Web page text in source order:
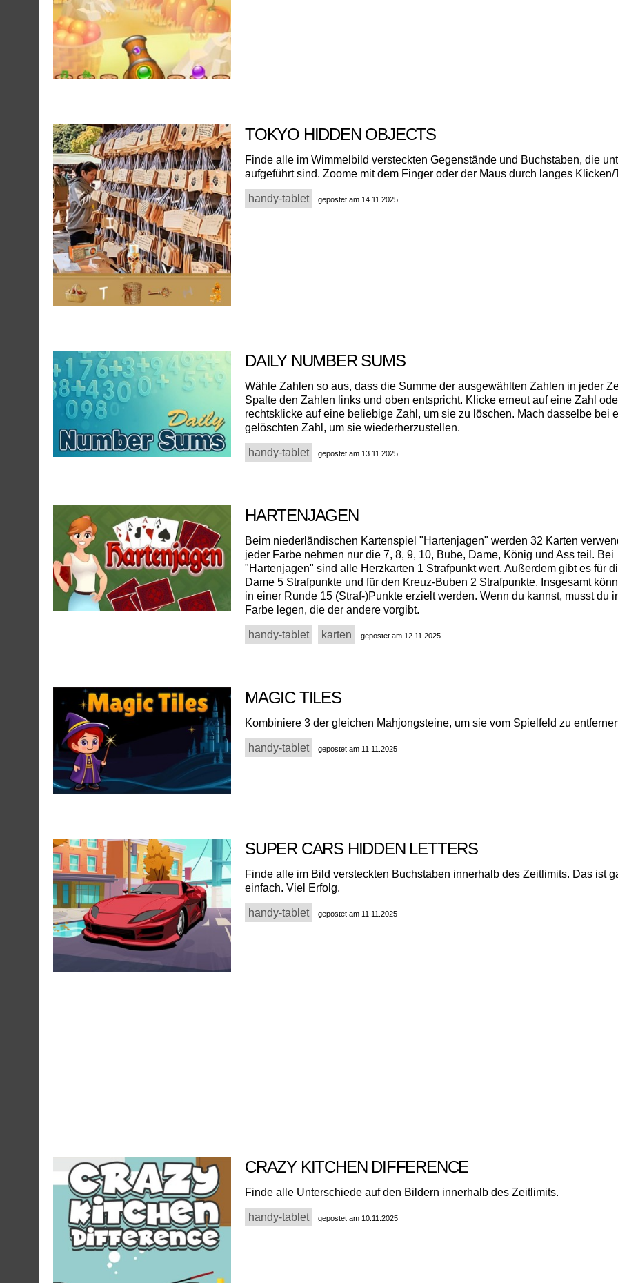
TOKYO HIDDEN OBJECTS
Finde alle im Wimmelbild versteckten Gegenstände und Buchstaben, die
aufgeführt sind. Zoome mit dem Finger oder der Maus durch langes Klicken/
handy-tablet gepostet am 14.11.2025
DAILY NUMBER SUMS
Wähle Zahlen so aus, dass die Summe der ausgewählten Zahlen in jeder
Spalte den Zahlen links und oben entspricht. Klicke erneut auf eine Zahl
rechtsklicke auf eine beliebige Zahl, um sie zu löschen. Mach dasselbe bei
gelöschten Zahl, um sie wiederherzustellen.
handy-tablet gepostet am 13.11.2025
HARTENJAGEN
Beim niederländischen Kartenspiel "Hartenjagen" werden 32 Karten
jeder Farbe nehmen nur die 7, 8, 9, 10, Bube, Dame, König und Ass teil. Bei
"Hartenjagen" sind alle Herzkarten 1 Strafpunkt wert. Außerdem gibt es für
Dame 5 Strafpunkte und für den Kreuz-Buben 2 Strafpunkte. Insgesamt
in einer Runde 15 (Straf-)Punkte erzielt werden. Wenn du kannst, musst du
Farbe legen, die der andere vorgibt.
handy-tablet karten gepostet am 12.11.2025
MAGIC TILES
Kombiniere 3 der gleichen Mahjongsteine, um sie vom Spielfeld zu
handy-tablet gepostet am 11.11.2025
SUPER CARS HIDDEN LETTERS
Finde alle im Bild versteckten Buchstaben innerhalb des Zeitlimits. Das ist
einfach. Viel Erfolg.
handy-tablet gepostet am 11.11.2025
CRAZY KITCHEN DIFFERENCE
Finde alle Unterschiede auf den Bildern innerhalb des Zeitlimits.
handy-tablet gepostet am 10.11.2025